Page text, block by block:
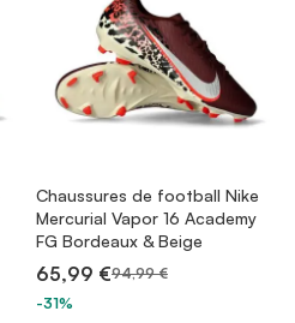
Chaussures de football Nike
Mercurial Vapor 16 Academy
FG Bordeaux & Beige
65,99 €94,99 €
-31%